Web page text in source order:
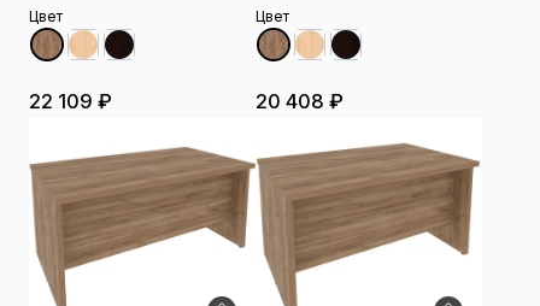
Цвет
22 109 ₽
Цвет
20 408 ₽